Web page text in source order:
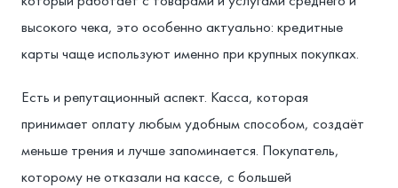
высокого чека, это особенно актуально: кредитные
карты чаще используют именно при крупных покупках.
Есть и репутационный аспект. Касса, которая
принимает оплату любым удобным способом, создаёт
меньше трения и лучше запоминается. Покупатель,
которому не отказали на кассе, с большей